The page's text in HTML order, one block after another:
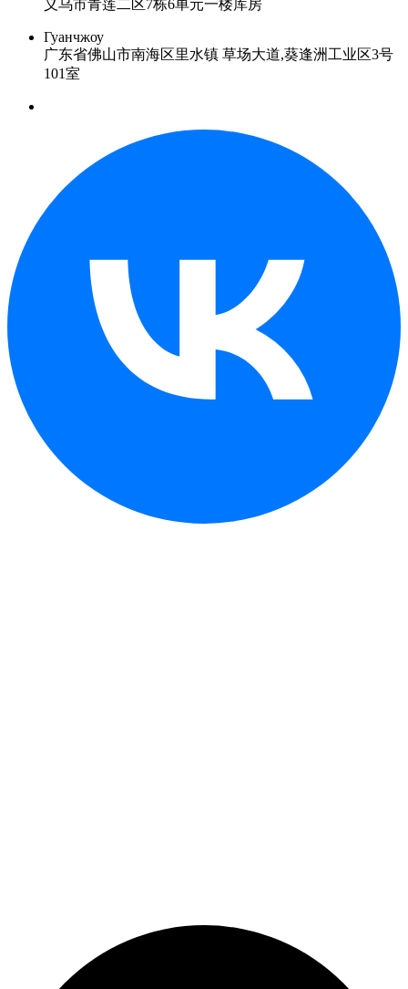
义乌市青莲二区7栋6单元一楼库房
Гуанчжоу
广东省佛山市南海区里水镇 草场大道,葵逢洲工业区3号
101室